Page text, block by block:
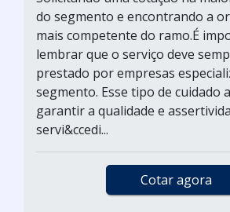
do segmento e encontrando a
mais competente do ramo.É
lembrar que o serviço deve
prestado por empresas
segmento. Esse tipo de cuidado
garantir a qualidade e
servi&ccedi...
Cotar agora